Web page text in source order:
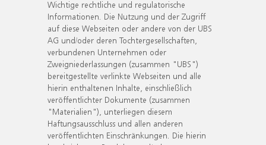
Wichtige rechtliche und regulatorische
Informationen. Die Nutzung und der Zugriff
auf diese Webseiten oder andere von der UBS
AG und/oder deren Tochtergesellschaften,
verbundenen Unternehmen oder
Zweigniederlassungen (zusammen "UBS")
bereitgestellte verlinkte Webseiten und alle
hierin enthaltenen Inhalte, einschließlich
veröffentlichter Dokumente (zusammen
"Materialien"), unterliegen diesem
Haftungsausschluss und allen anderen
veröffentlichten Einschränkungen. Die hierin